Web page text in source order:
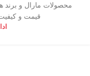
محصولات مارال و برند
قیمت و